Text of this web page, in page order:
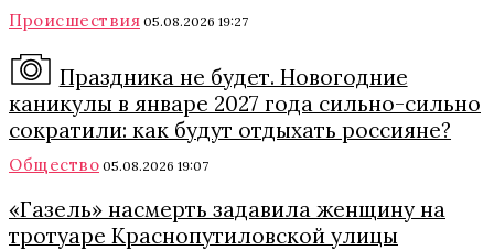
Происшествия 05.08.2026 19:27
Праздника не будет. Новогодние
каникулы в январе 2027 года сильно-сильно
сократили: как будут отдыхать россияне?
Общество 05.08.2026 19:07
«Газель» насмерть задавила женщину на
тротуаре Краснопутиловской улицы